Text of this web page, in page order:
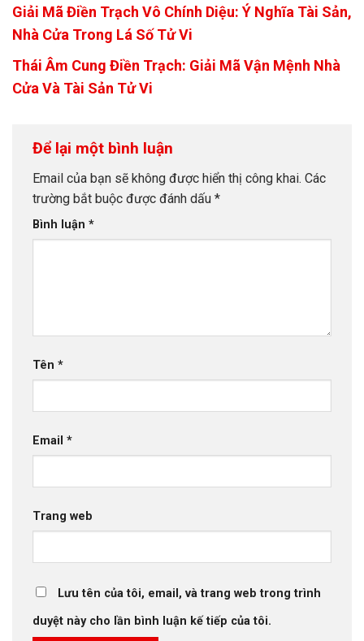
Giải Mã Điền Trạch Vô Chính Diệu: Ý Nghĩa Tài Sản,
Nhà Cửa Trong Lá Số Tử Vi
Thái Âm Cung Điền Trạch: Giải Mã Vận Mệnh Nhà
Cửa Và Tài Sản Tử Vi
Để lại một bình luận
Email của bạn sẽ không được hiển thị công khai. Các
trường bắt buộc được đánh dấu *
Bình luận *
Tên *
Email *
Trang web
Lưu tên của tôi, email, và trang web trong trình
duyệt này cho lần bình luận kế tiếp của tôi.